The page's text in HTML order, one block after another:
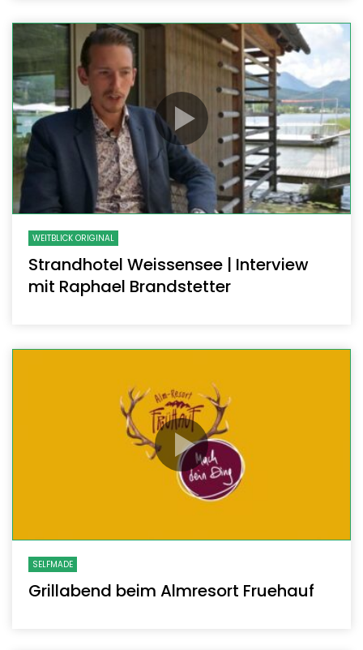
WEITBLICK ORIGINAL
Strandhotel Weissensee | Interview
mit Raphael Brandstetter
SELFMADE
Grillabend beim Almresort Fruehauf